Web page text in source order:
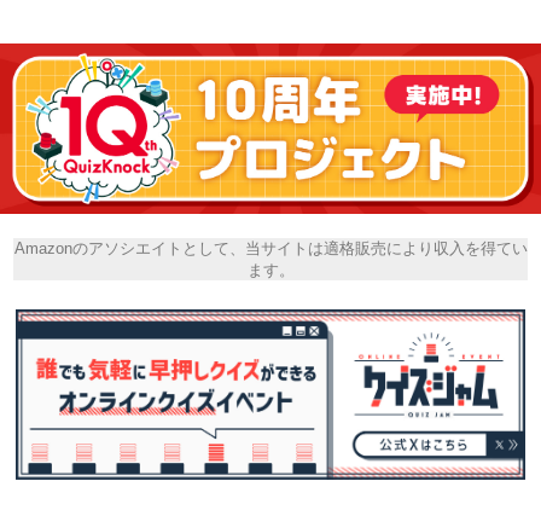
Amazonのアソシエイトとして、当サイトは適格販売により収入を得てい
ます。